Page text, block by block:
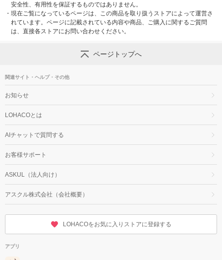
安全性、有用性を保証するものではありません。
・ 現在ご覧になっているページは、この商品を取り扱うストアによって運営さ
れています。ページに記載されている内容や商品、ご購入に関するご質問
は、直接各ストアにお問い合わせください。
ページトップへ
関連サイト・ヘルプ・その他
お知らせ
LOHACOとは
AIチャットで質問する
お客様サポート
ASKUL（法人向け）
アスクル株式会社（会社概要）
LOHACOをお気に入りストアに登録する
アプリ